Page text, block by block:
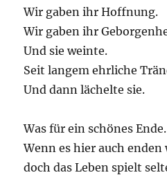
Wir gaben ihr Hoffnung.
Wir gaben ihr
Und sie weinte.
Seit langem ehrliche
Und dann lächelte sie.
Was für ein schönes Ende.
Wenn es hier auch enden
doch das Leben spielt